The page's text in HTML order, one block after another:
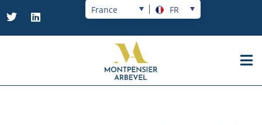
France FR